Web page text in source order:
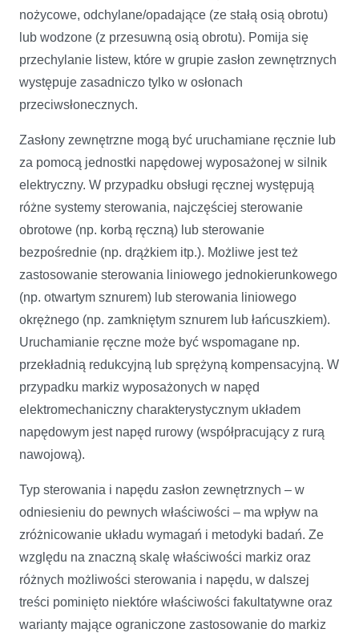
nożycowe, odchylane/opadające (ze stałą osią obrotu)
lub wodzone (z przesuwną osią obrotu). Pomija się
przechylanie listew, które w grupie zasłon zewnętrznych
występuje zasadniczo tylko w osłonach
przeciwsłonecznych.
Zasłony zewnętrzne mogą być uruchamiane ręcznie lub
za pomocą jednostki napędowej wyposażonej w silnik
elektryczny. W przypadku obsługi ręcznej występują
różne systemy sterowania, najczęściej sterowanie
obrotowe (np. korbą ręczną) lub sterowanie
bezpośrednie (np. drążkiem itp.). Możliwe jest też
zastosowanie sterowania liniowego jednokierunkowego
(np. otwartym sznurem) lub sterowania liniowego
okrężnego (np. zamkniętym sznurem lub łańcuszkiem).
Uruchamianie ręczne może być wspomagane np.
przekładnią redukcyjną lub sprężyną kompensacyjną. W
przypadku markiz wyposażonych w napęd
elektromechaniczny charakterystycznym układem
napędowym jest napęd rurowy (współpracujący z rurą
nawojową).
Typ sterowania i napędu zasłon zewnętrznych – w
odniesieniu do pewnych właściwości – ma wpływ na
zróżnicowanie układu wymagań i metodyki badań. Ze
względu na znaczną skalę właściwości markiz oraz
różnych możliwości sterowania i napędu, w dalszej
treści pominięto niektóre właściwości fakultatywne oraz
warianty mające ograniczone zastosowanie do markiz